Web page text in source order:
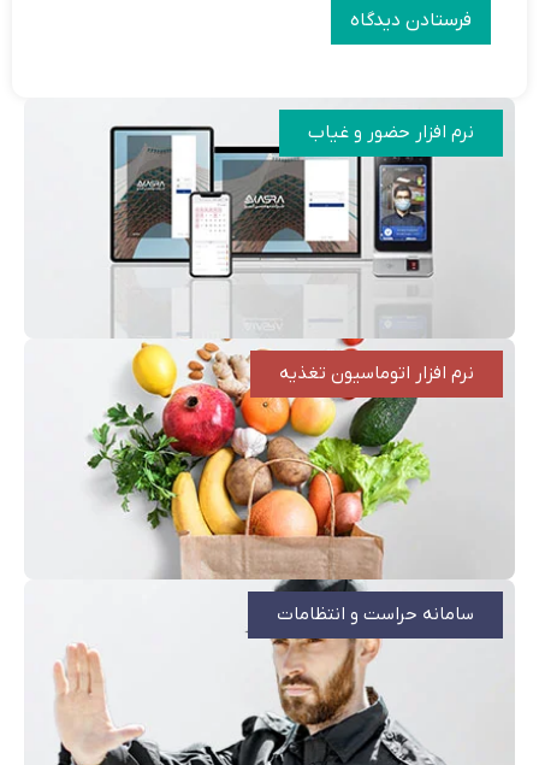
نرم افزار حضور و غیاب
نرم افزار اتوماسیون تغذیه
سامانه حراست و انتظامات